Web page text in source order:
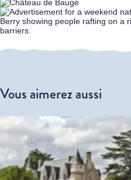
Vous aimerez aussi